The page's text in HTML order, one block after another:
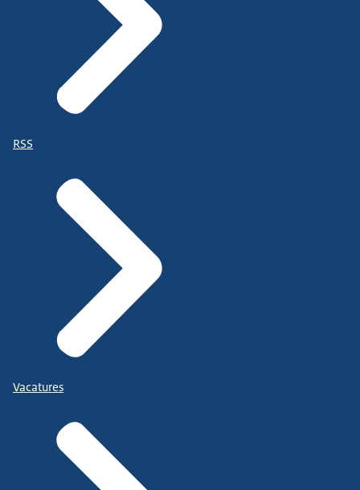
RSS
Vacatures